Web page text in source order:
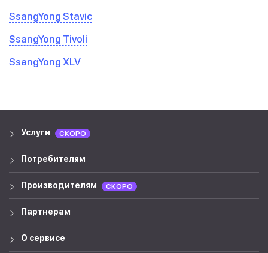
SsangYong Stavic
SsangYong Tivoli
SsangYong XLV
Услуги СКОРО
Потребителям
Производителям СКОРО
Партнерам
О сервисе